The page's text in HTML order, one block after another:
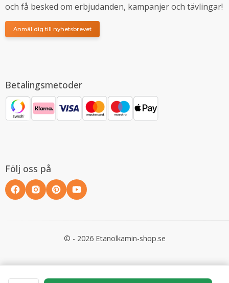
och få besked om erbjudanden, kampanjer och tävlingar!
Anmäl dig till nyhetsbrevet
Betalingsmetoder
Följ oss på
© - 2026 Etanolkamin-shop.se